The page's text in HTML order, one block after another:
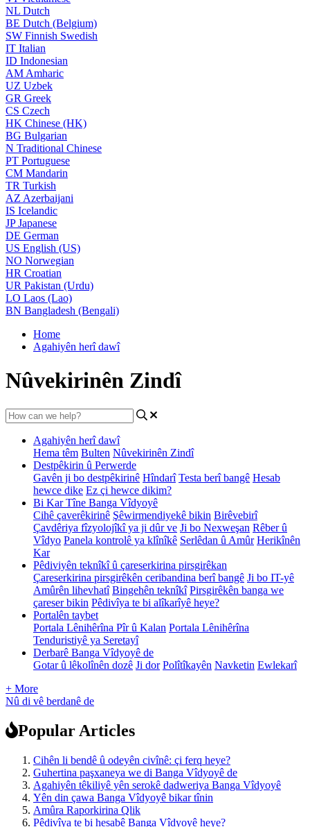
NL Dutch
BE Dutch (Belgium)
SW Finnish Swedish
IT Italian
ID Indonesian
AM Amharic
UZ Uzbek
GR Greek
CS Czech
HK Chinese (HK)
BG Bulgarian
N Traditional Chinese
PT Portuguese
CM Mandarin
TR Turkish
AZ Azerbaijani
IS Icelandic
JPJapanese
DE German
US English (US)
NO Norwegian
HR Croatian
UR Pakistan (Urdu)
LO Laos (Lao)
BN Bangladesh (Bengali)
Home
Agahiyên herî dawî
Nûvekirinên Zindî
Agahiyên herî dawî
Hema têm Bulten Nûvekirinên Zindî
Destpêkirin û Perwerde
Gavên ji bo destpêkirinê Hîndarî Testa berî bangê Hesab
hewce dike Ez çi hewce dikim?
Bi Kar Tîne Banga Vîdyoyê
Cihê çaverêkirinê Şêwirmendiyekê bikin Birêvebirî
Çavdêriya fîzyolojîkî ya ji dûr ve Ji bo Nexweşan Rêber û
Vîdyo Panela kontrolê ya klînîkê Serlêdan û Amûr Herikînên
Kar
Pêdiviyên teknîkî û çareserkirina pirsgirêkan
Çareserkirina pirsgirêkên ceribandina berî bangê Ji bo IT-yê
Amûrên lihevhatî Bingehên teknîkî Pirsgirêkên banga we
çareser bikin Pêdivîya te bi alîkarîyê heye?
Portalên taybet
Portala Lênihêrîna Pîr û Kalan Portala Lênihêrîna
Tenduristiyê ya Seretayî
Derbarê Banga Vîdyoyê de
Gotar û lêkolînên dozê Ji dor Polîtîkayên Navketin Ewlekarî
+ More
Nû di vê berdanê de
Popular Articles
Cihên li bendê û odeyên civînê: çi ferq heye?
Guhertina paşxaneya we di Banga Vîdyoyê de
Agahiyên têkiliyê yên serokê dadweriya Banga Vîdyoyê
Yên din çawa Banga Vîdyoyê bikar tînin
Amûra Raporkirina Qlik
Pêdivîya te bi hesabê Banga Vîdyoyê heye?